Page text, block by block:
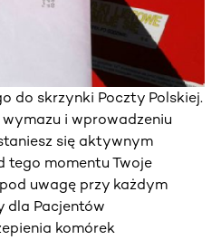
do skrzynki Poczty Polskiej.
i wprowadzeniu
się aktywnym
tego momentu Twoje
uwagę przy każdym
dla Pacjentów
komórek